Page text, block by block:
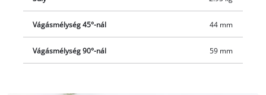
Vágásmélység 45°-nál 44 mm
Vágásmélység 90°-nál 59 mm